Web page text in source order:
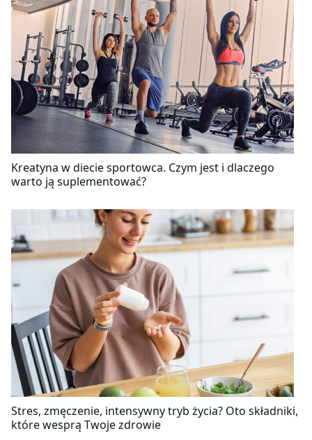
Kreatyna w diecie sportowca. Czym jest i dlaczego
warto ją suplementować?
Stres, zmęczenie, intensywny tryb życia? Oto składniki,
które wesprą Twoje zdrowie